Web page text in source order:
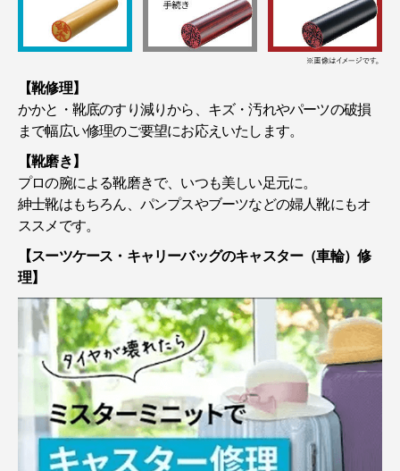
【靴修理】
かかと・靴底のすり減りから、キズ・汚れやパーツの破損
まで幅広い修理のご要望にお応えいたします。
【靴磨き】
プロの腕による靴磨きで、いつも美しい足元に。
紳士靴はもちろん、パンプスやブーツなどの婦人靴にもオ
ススメです。
【スーツケース・キャリーバッグのキャスター（車輪）修
理】